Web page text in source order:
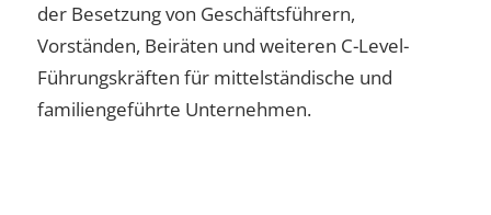
der Besetzung von Geschäftsführern,
Vorständen, Beiräten und weiteren C-Level-
Führungskräften für mittelständische und
familiengeführte Unternehmen.